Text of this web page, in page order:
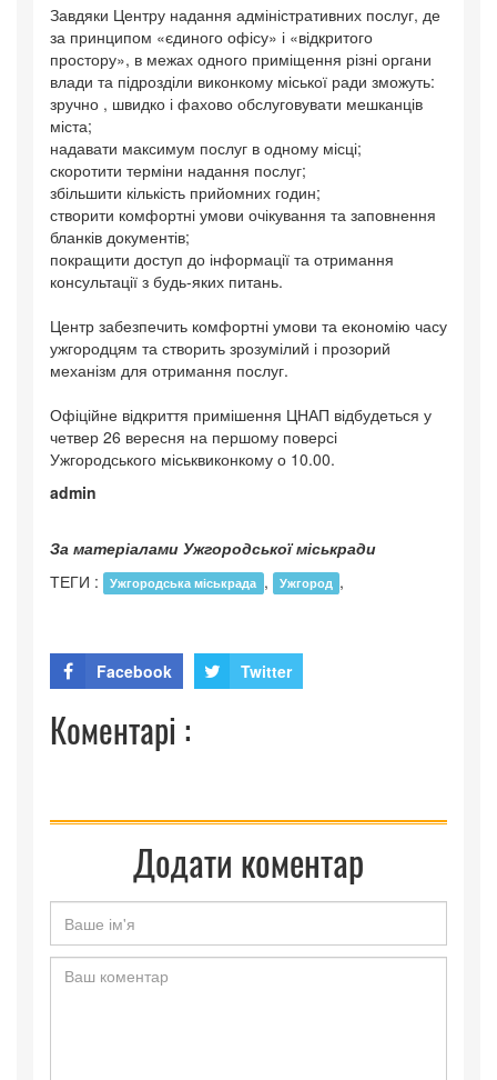
Завдяки Центру надання адміністративних послуг, де
за принципом «єдиного офісу» і «відкритого
простору», в межах одного приміщення різні органи
влади та підрозділи виконкому міської ради зможуть:
зручно , швидко і фахово обслуговувати мешканців
міста;
надавати максимум послуг в одному місці;
скоротити терміни надання послуг;
збільшити кількість прийомних годин;
створити комфортні умови очікування та заповнення
бланків документів;
покращити доступ до інформації та отримання
консультації з будь-яких питань.
Центр забезпечить комфортні умови та економію часу
ужгородцям та створить зрозумілий і прозорий
механізм для отримання послуг.
Офіційне відкриття примішення ЦНАП відбудеться у
четвер 26 вересня на першому поверсі
Ужгородського міськвиконкому о 10.00.
admin
За матеріалами Ужгородської міськради
ТЕГИ :
Ужгородська міськрада , Ужгород ,
Facebook Twitter
Коментарі :
Додати коментар